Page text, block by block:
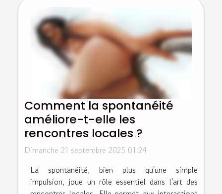
Comment la spontanéité
améliore-t-elle les
rencontres locales ?
Dimanche 21 septembre 2025 01:24
La spontanéité, bien plus qu'une simple
impulsion, joue un rôle essentiel dans l'art des